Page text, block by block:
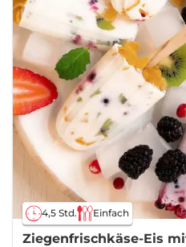
4,5 Std. Einfach
Ziegenfrischkäse-Eis